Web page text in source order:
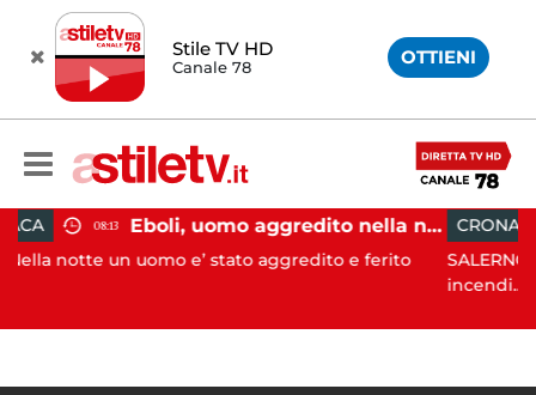
Stile TV HD
Canale 78 OTTIENI
Eboli, uomo aggredito nella notte: indagini in corso
e’ stato aggredito e ferito
CRONACA 08:09
SALERNO. L’ANPANA